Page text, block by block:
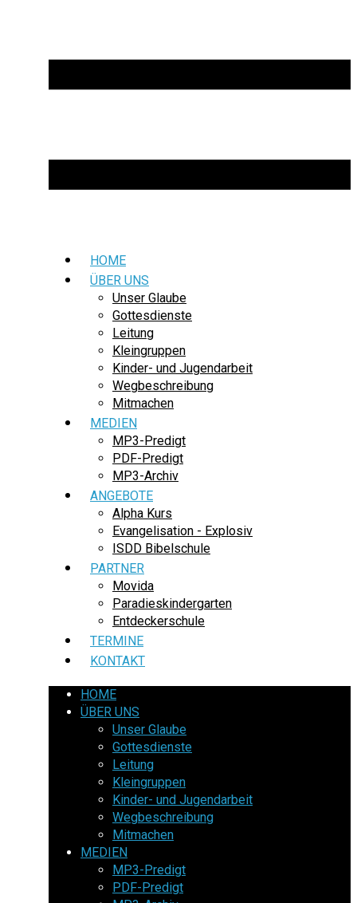
HOME
ÜBER UNS
Unser Glaube
Gottesdienste
Leitung
Kleingruppen
Kinder- und Jugendarbeit
Wegbeschreibung
Mitmachen
MEDIEN
MP3-Predigt
PDF-Predigt
MP3-Archiv
ANGEBOTE
Alpha Kurs
Evangelisation - Explosiv
ISDD Bibelschule
PARTNER
Movida
Paradieskindergarten
Entdeckerschule
TERMINE
KONTAKT
HOME
ÜBER UNS
Unser Glaube
Gottesdienste
Leitung
Kleingruppen
Kinder- und Jugendarbeit
Wegbeschreibung
Mitmachen
MEDIEN
MP3-Predigt
PDF-Predigt